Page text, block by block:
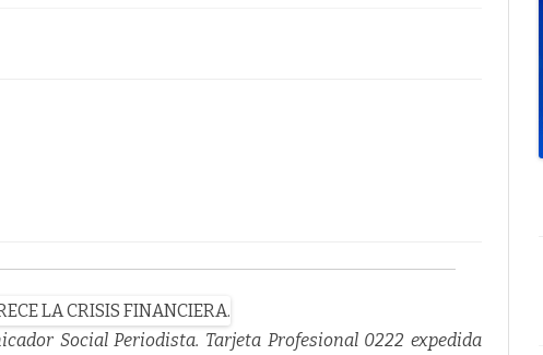
Social Periodista. Tarjeta Profesional 0222 expedida